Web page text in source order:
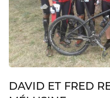
DAVID ET FRED